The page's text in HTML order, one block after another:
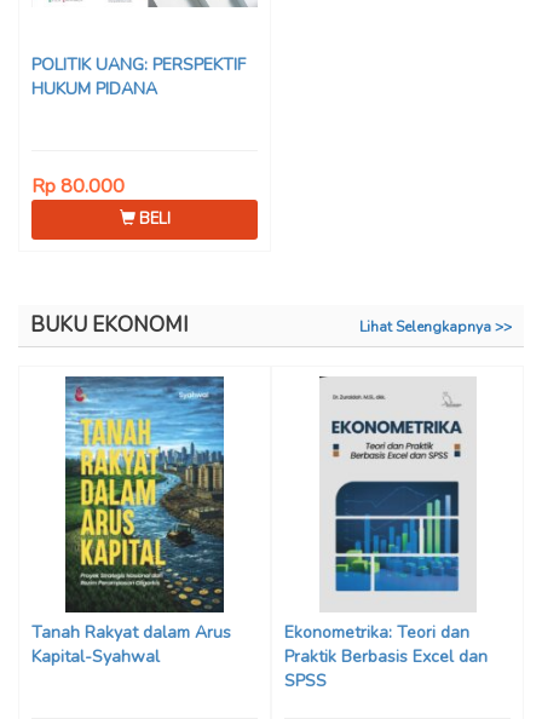
POLITIK UANG: PERSPEKTIF
HUKUM PIDANA
Rp 80.000
BELI
BUKU EKONOMI Lihat Selengkapnya >>
Tanah Rakyat dalam Arus
Kapital-Syahwal
Ekonometrika: Teori dan
Praktik Berbasis Excel dan
SPSS